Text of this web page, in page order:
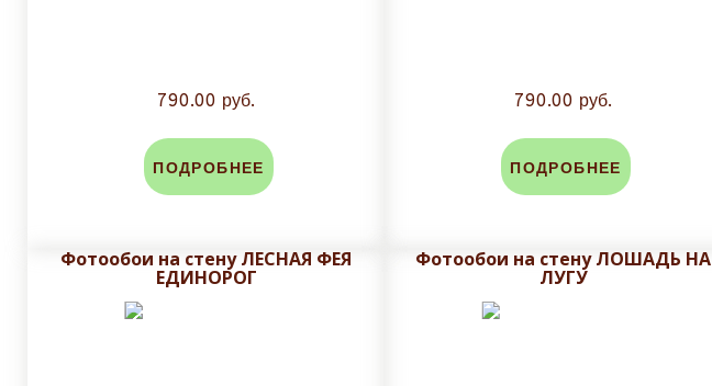
790.00 руб.
ПОДРОБНЕЕ
790.00 руб.
ПОДРОБНЕЕ
Фотообои на стену ЛЕСНАЯ ФЕЯ
ЕДИНОРОГ
Фотообои на стену ЛОШАДЬ НА
ЛУГУ